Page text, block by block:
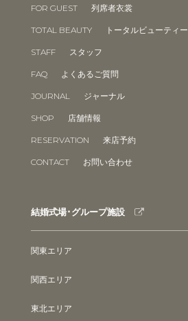
FOR GUEST 列席者衣裳
TOTAL BEAUTY トータルビューティー
STAFF スタッフ
FAQ よくあるご質問
JOURNAL ジャーナル
SHOP 店舗情報
RESERVATION 来店予約
CONTACT お問い合わせ
結婚式場･グループ施設
関東エリア
関西エリア
東北エリア